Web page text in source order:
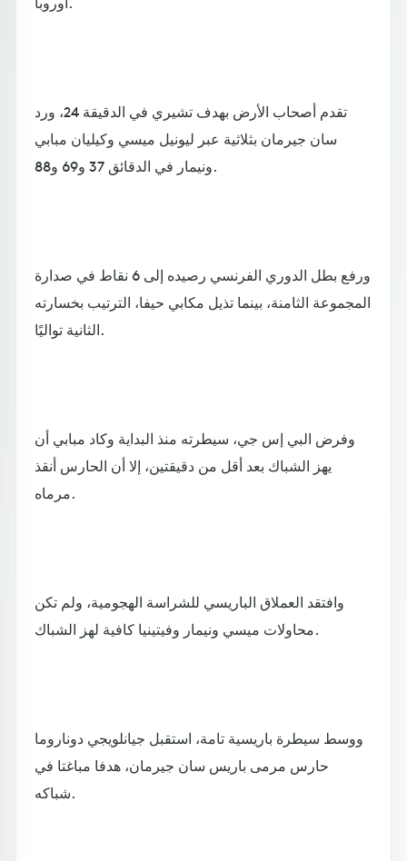
تقدم أصحاب الأرض بهدف تشيري في الدقيقة 24، ورد
سان جيرمان بثلاثية عبر ليونيل ميسي وكيليان مبابي
ونيمار في الدقائق 37 و69 و88.
ورفع بطل الدوري الفرنسي رصيده إلى 6 نقاط في صدارة
المجموعة الثامنة، بينما تذيل مكابي حيفا، الترتيب بخسارته
الثانية تواليًا.
وفرض البي إس جي، سيطرته منذ البداية وكاد مبابي أن
يهز الشباك بعد أقل من دقيقتين، إلا أن الحارس أنقذ
مرماه.
وافتقد العملاق الباريسي للشراسة الهجومية، ولم تكن
محاولات ميسي ونيمار وفيتينيا كافية لهز الشباك.
ووسط سيطرة باريسية تامة، استقبل جيانلويجي دوناروما
حارس مرمى باريس سان جيرمان، هدفا مباغتا في
شباكه.